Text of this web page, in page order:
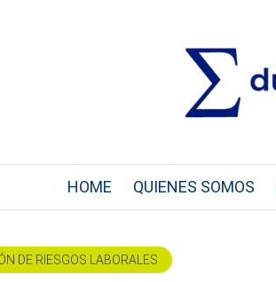
HOME QUIENES SOMOS
DE RIESGOS LABORALES